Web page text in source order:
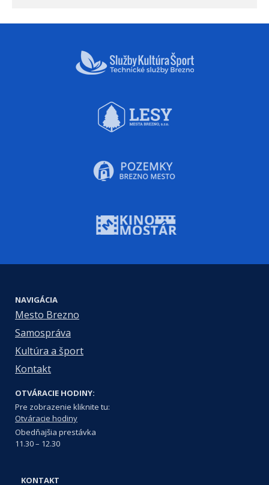
NAVIGÁCIA
Mesto Brezno
Samospráva
Kultúra a šport
Kontakt
OTVÁRACIE HODINY:
Pre zobrazenie kliknite tu:
Otváracie hodiny
Obedňajšia prestávka
11.30 – 12.30
KONTAKT